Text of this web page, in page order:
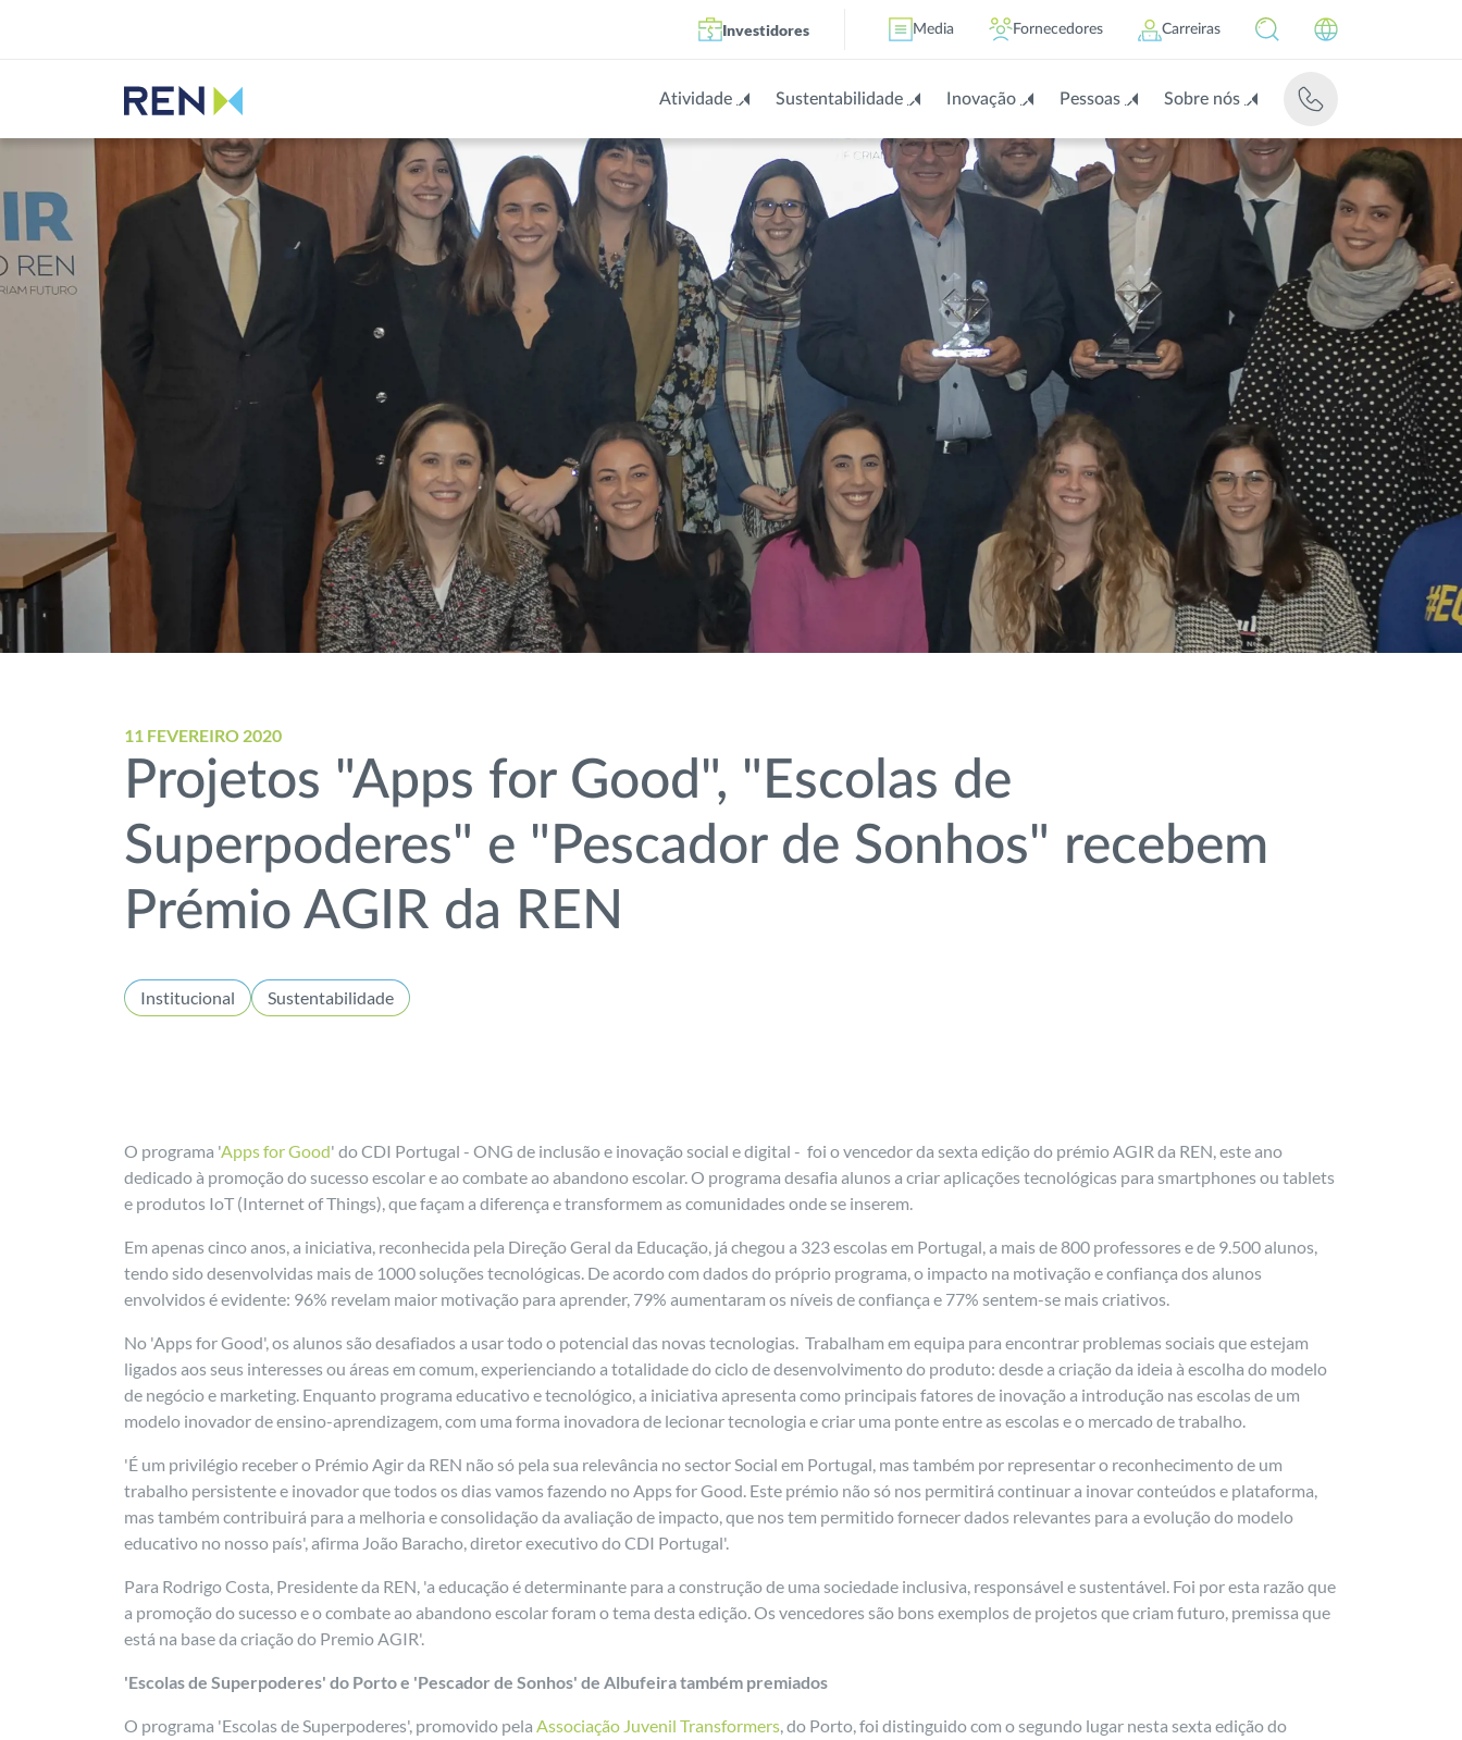
Investidores Media Fornecedores Carreiras
Atividade Sustentabilidade Inovação Pessoas Sobre nós
11 FEVEREIRO 2020
Projetos "Apps for Good", "Escolas de
Superpoderes" e "Pescador de Sonhos" recebem
Prémio AGIR da REN
Institucional Sustentabilidade
O programa 'Apps for Good' do CDI Portugal - ONG de inclusão e inovação social e digital - foi o vencedor da sexta edição do prémio AGIR da REN, este ano
dedicado à promoção do sucesso escolar e ao combate ao abandono escolar. O programa desafia alunos a criar aplicações tecnológicas para smartphones ou tablets
e produtos IoT (Internet of Things), que façam a diferença e transformem as comunidades onde se inserem.
Em apenas cinco anos, a iniciativa, reconhecida pela Direção Geral da Educação, já chegou a 323 escolas em Portugal, a mais de 800 professores e de 9.500 alunos,
tendo sido desenvolvidas mais de 1000 soluções tecnológicas. De acordo com dados do próprio programa, o impacto na motivação e confiança dos alunos
envolvidos é evidente: 96% revelam maior motivação para aprender, 79% aumentaram os níveis de confiança e 77% sentem-se mais criativos.
No 'Apps for Good', os alunos são desafiados a usar todo o potencial das novas tecnologias. Trabalham em equipa para encontrar problemas sociais que estejam
ligados aos seus interesses ou áreas em comum, experienciando a totalidade do ciclo de desenvolvimento do produto: desde a criação da ideia à escolha do modelo
de negócio e marketing. Enquanto programa educativo e tecnológico, a iniciativa apresenta como principais fatores de inovação a introdução nas escolas de um
modelo inovador de ensino-aprendizagem, com uma forma inovadora de lecionar tecnologia e criar uma ponte entre as escolas e o mercado de trabalho.
'É um privilégio receber o Prémio Agir da REN não só pela sua relevância no sector Social em Portugal, mas também por representar o reconhecimento de um
trabalho persistente e inovador que todos os dias vamos fazendo no Apps for Good. Este prémio não só nos permitirá continuar a inovar conteúdos e plataforma,
mas também contribuirá para a melhoria e consolidação da avaliação de impacto, que nos tem permitido fornecer dados relevantes para a evolução do modelo
educativo no nosso país', afirma João Baracho, diretor executivo do CDI Portugal'.
Para Rodrigo Costa, Presidente da REN, 'a educação é determinante para a construção de uma sociedade inclusiva, responsável e sustentável. Foi por esta razão que
a promoção do sucesso e o combate ao abandono escolar foram o tema desta edição. Os vencedores são bons exemplos de projetos que criam futuro, premissa que
está na base da criação do Premio AGIR'.
'Escolas de Superpoderes' do Porto e 'Pescador de Sonhos' de Albufeira também premiados
O programa 'Escolas de Superpoderes', promovido pelaAssociação Juvenil Transformers, do Porto, foi distinguido com o segundo lugar nesta sexta edição do